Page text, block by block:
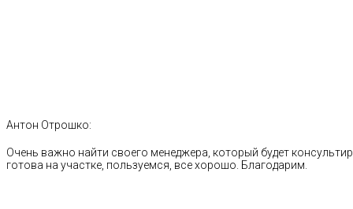
Антон Отрошко:
Очень важно найти своего менеджера, который будет
готова на участке, пользуемся, все хорошо. Благодарим.